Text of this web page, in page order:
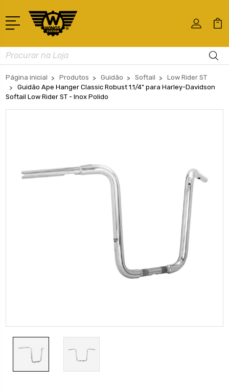
Busca
Página inicial Produtos Guidão Softail
Low Rider ST
Guidão Ape Hanger Classic Robust 1.1/4" para Harley-Davidson
Softail Low Rider ST - Inox Polido